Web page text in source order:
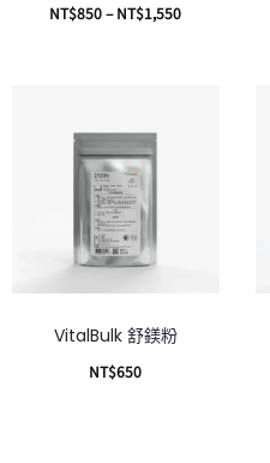
NT$850– NT$1,550
VitalBulk 舒鎂粉
NT$650